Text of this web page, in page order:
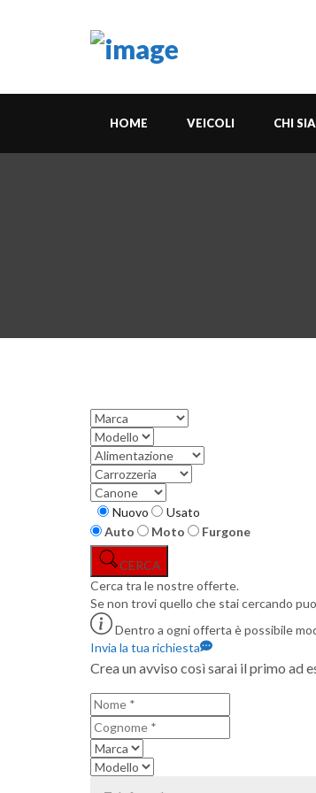
HOME VEICOLI CHI
Nuovo Usato
Auto
Moto Furgone
CERCA
Cerca tra le nostre offerte.
Se non trovi quello che stai cercando
Dentro a ogni offerta è possibile
Invia la tua richiesta
Crea un avviso così sarai il primo ad